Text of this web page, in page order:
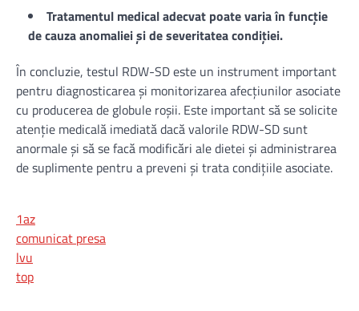
Tratamentul medical adecvat poate varia în funcție
de cauza anomaliei și de severitatea condiției.
În concluzie, testul RDW-SD este un instrument important
pentru diagnosticarea și monitorizarea afecțiunilor asociate
cu producerea de globule roșii. Este important să se solicite
atenție medicală imediată dacă valorile RDW-SD sunt
anormale și să se facă modificări ale dietei și administrarea
de suplimente pentru a preveni și trata condițiile asociate.
1az
comunicat presa
lvu
top